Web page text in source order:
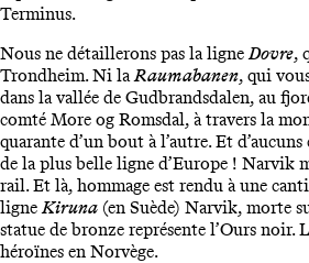
Terminus.
Nous ne détaillerons pas la ligne Dovre,
Trondheim. Ni la Raumabanen, qui
dans la vallée de Gudbrandsdalen, au
comté More og Romsdal, à travers la
quarante d’un bout à l’autre. Et
de la plus belle ligne d’Europe ! Narvik
rail. Et là, hommage est rendu à une
ligne Kiruna (en Suède) Narvik, morte
statue de bronze représente l’Ours noir.
héroïnes en Norvège.